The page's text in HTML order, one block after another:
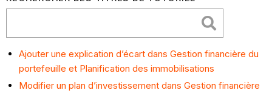
Ajouter une explication d’écart dans Gestion financière du
portefeuille et Planification des immobilisations
Modifier un plan d’investissement dans Gestion financière